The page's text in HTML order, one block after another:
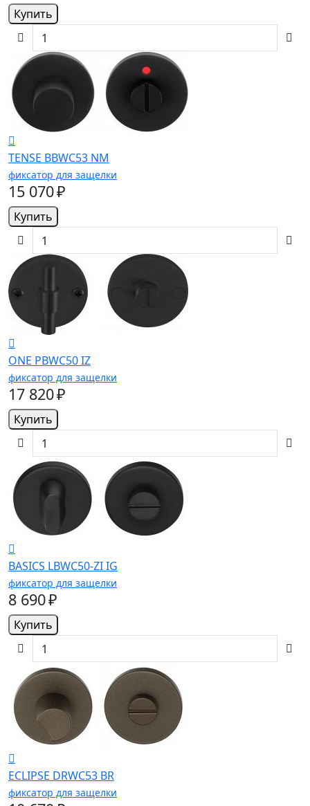
Купить
TENSE BBWC53 NM
фиксатор для защелки
15 070 ₽
Купить
ONE PBWC50 IZ
фиксатор для защелки
17 820 ₽
Купить
BASICS LBWC50-ZI IG
фиксатор для защелки
8 690 ₽
Купить
ECLIPSE DRWC53 BR
фиксатор для защелки